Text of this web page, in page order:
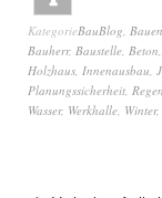
KategorieBauBlog,
Bauherr, Baustelle, Beton,
Holzhaus, Innenausbau,
Planungssicherheit, Regen
Wasser, Werkhalle, Winter,